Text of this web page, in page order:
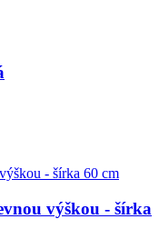
výškou - šírka